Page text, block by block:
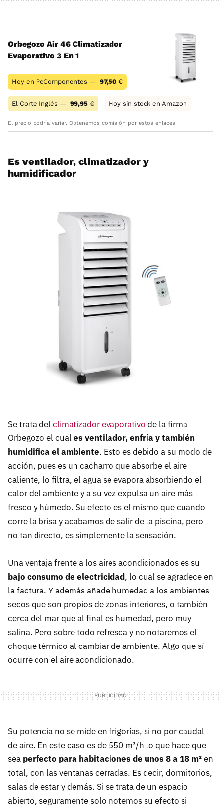
Orbegozo Air 46 Climatizador
Evaporativo 3 En 1
Hoy en PcComponentes — 97,50 €
El Corte Inglés — 99,95 € Hoy sin stock en Amazon
El precio podría variar. Obtenemos comisión por estos enlaces
Es ventilador, climatizador y
humidificador
Se trata del climatizador evaporativo de la firma
Orbegozo el cual es ventilador, enfría y también
humidifica el ambiente. Esto es debido a su modo de
acción, pues es un cacharro que absorbe el aire
caliente, lo filtra, el agua se evapora absorbiendo el
calor del ambiente y a su vez expulsa un aire más
fresco y húmedo. Su efecto es el mismo que cuando
corre la brisa y acabamos de salir de la piscina, pero
no tan directo, es simplemente la sensación.
Una ventaja frente a los aires acondicionados es su
bajo consumo de electricidad, lo cual se agradece en
la factura. Y además añade humedad a los ambientes
secos que son propios de zonas interiores, o también
cerca del mar que al final es humedad, pero muy
salina. Pero sobre todo refresca y no notaremos el
choque térmico al cambiar de ambiente. Algo que sí
ocurre con el aire acondicionado.
Su potencia no se mide en frigorías, si no por caudal
de aire. En este caso es de 550 m³/h lo que hace que
sea perfecto para habitaciones de unos 8 a 18 m²en
total, con las ventanas cerradas. Es decir, dormitorios,
salas de estar y demás. Si se trata de un espacio
abierto, seguramente solo notemos su efecto si